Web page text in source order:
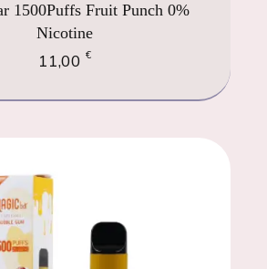
1500Puffs Fruit Punch 0%
Nicotine
11,00 €